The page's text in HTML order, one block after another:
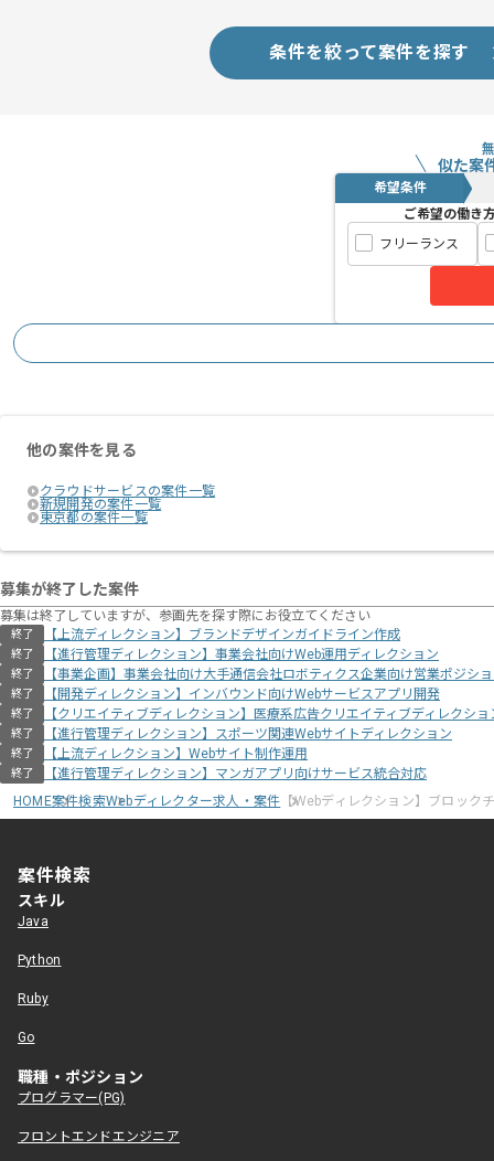
条件を絞って案件を探す
似た案
希望条件
ご希望の働き
フリーランス
他の案件を見る
クラウドサービスの案件一覧
新規開発の案件一覧
東京都の案件一覧
募集が終了した案件
募集は終了していますが、参画先を探す際にお役立てください
終了 【上流ディレクション】ブランドデザインガイドライン作成
終了 【進行管理ディレクション】事業会社向けWeb運用ディレクション
終了 【事業企画】事業会社向け大手通信会社ロボティクス企業向け営業ポジシ
終了 【開発ディレクション】インバウンド向けWebサービスアプリ開発
終了 【クリエイティブディレクション】医療系広告クリエイティブディレクショ
終了 【進行管理ディレクション】スポーツ関連Webサイトディレクション
終了 【上流ディレクション】Webサイト制作運用
終了
【進行管理ディレクション】マンガアプリ向けサービス統合対応
HOME案件検索Webディレクター求人・案件 【Webディレクション】ブロック
案件検索
スキル
Java
Python
Ruby
Go
職種・ポジション
プログラマー(PG)
フロントエンドエンジニア